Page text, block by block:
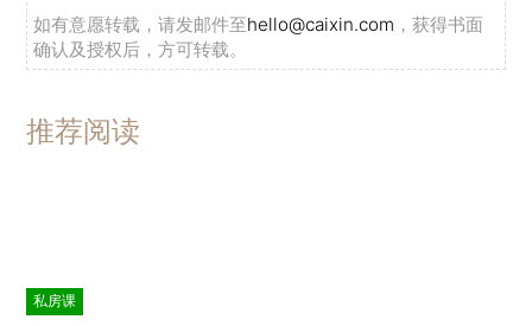
如有意愿转载，请发邮件至hello@caixin.com ，获得书面
确认及授权后，方可转载。
推荐阅读
私房课